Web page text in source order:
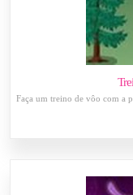
Faça um treino de vôo com a